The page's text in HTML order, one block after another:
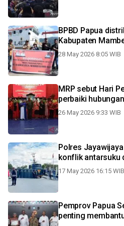
BPBD Papua
Kabupaten
28 May 2026 8:05 WIB
MRP sebut Hari
perbaiki
26 May 2026 9:33 WIB
Polres
konflik antarsuku
17 May 2026 16:15 WIB
Pemprov Papua
penting